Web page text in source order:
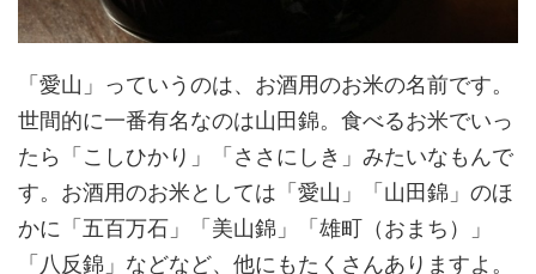
「愛山」っていうのは、お酒用のお米の名前です。
世間的に一番有名なのは山田錦。食べるお米でいっ
たら「こしひかり」「ささにしき」みたいなもんで
す。お酒用のお米としては「愛山」「山田錦」のほ
かに「五百万石」「美山錦」「雄町（おまち）」
「八反錦」などなど、他にもたくさんありますよ。